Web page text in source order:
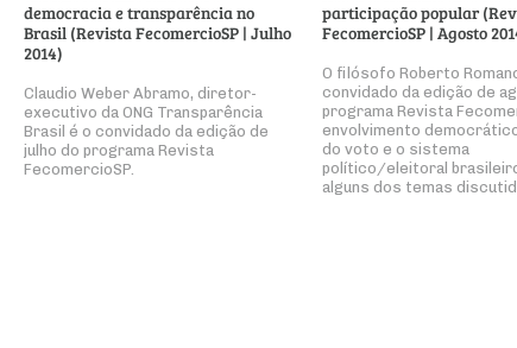
democracia e transparência no
Brasil (Revista FecomercioSP | Julho
2014)
Claudio Weber Abramo, diretor-
executivo da ONG Transparência
Brasil é o convidado da edição de
julho do programa Revista
FecomercioSP.
participação popular
FecomercioSP | Agosto
O filósofo Roberto
convidado da edição de
programa Revista
envolvimento
do voto e o sistema
político/eleitoral
alguns dos temas